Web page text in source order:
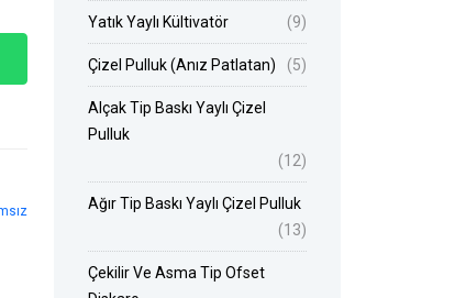
Yatık Yaylı Kültivatör (9)
Çizel Pulluk (Anız Patlatan) (5)
Alçak Tip Baskı Yaylı Çizel
Pulluk
(12)
Ağır Tip Baskı Yaylı Çizel Pulluk
(13)
Çekilir Ve Asma Tip Ofset